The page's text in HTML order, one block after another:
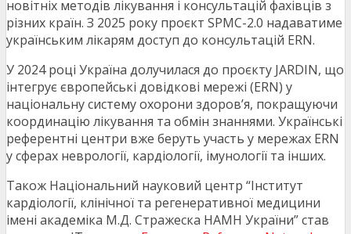
новітніх методів лікування і консультацій фахівців з
різних країн. З 2025 року проєкт SPMC-2.0 надаватиме
українським лікарям доступ до консультацій ERN.
У 2024 році Україна долучилася до проєкту JARDIN, що
інтегрує європейські довідкові мережі (ERN) у
національну систему охорони здоров’я, покращуючи
координацію лікування та обмін знаннями. Українські
референтні центри вже беруть участь у мережах ERN
у сферах неврології, кардіології, імунології та інших.
Також Національний науковий центр “Інститут
кардіології, клінічної та регенеративної медицини
імені академіка М.Д. Стражеска НАМН України” став